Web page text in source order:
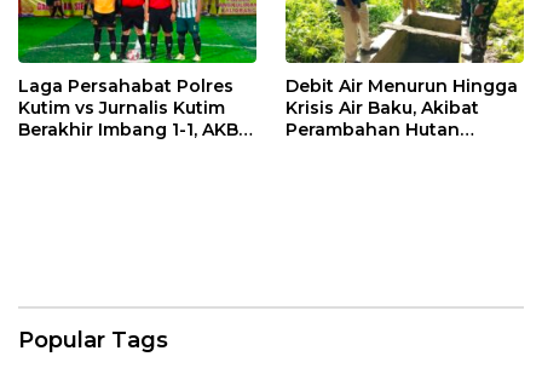
Laga Persahabat Polres
Kutim vs Jurnalis Kutim
Berakhir Imbang 1-1, AKBP
Debit Air Menurun Hingga
Krisis Air Baku, Akibat
Perambahan Hutan
Popular Tags